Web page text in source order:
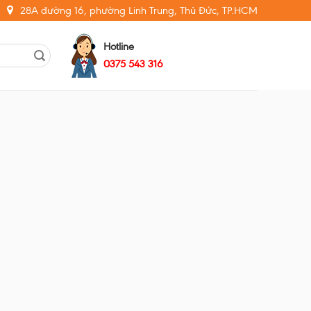
28A đường 16, phường Linh Trung, Thủ Đức, TP.HCM
Hotline
0375 543 316